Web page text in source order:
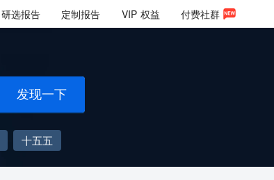
研选报告 定制报告 VIP 权益 付费社群
发现一下
十五五